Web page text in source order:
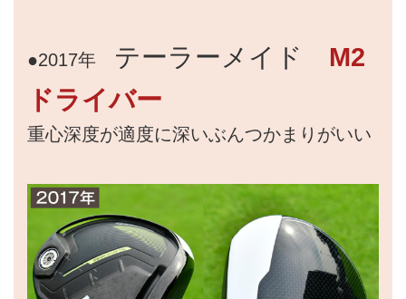
●2017年 テーラーメイド M2
ドライバー
重心深度が適度に深いぶんつかまりがいい